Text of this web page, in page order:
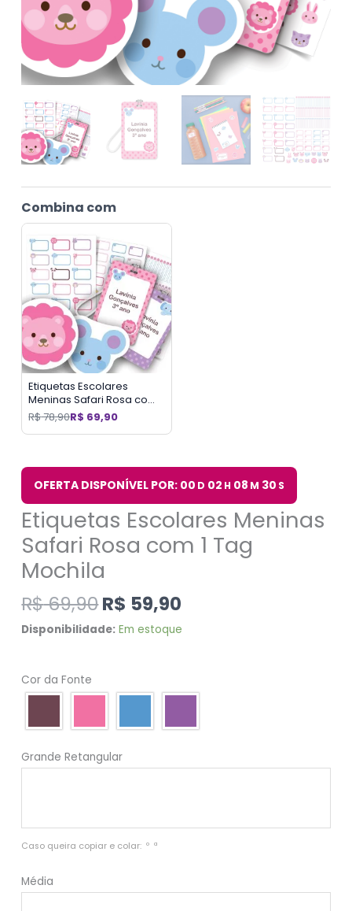
Combina com
Etiquetas Escolares
Meninas Safari Rosa com
2 Tags Mochila
R$78,90R$ 69,90
OFERTA DISPONÍVEL POR: 00 D 02 H 08 M 29 S
Etiquetas Escolares Meninas
Safari Rosa com 1 Tag
Mochila
R$69,90R$ 59,90
Disponibilidade: Em estoque
Cor da Fonte
Grande Retangular
Caso queira copiar e colar:  º  ª
Média